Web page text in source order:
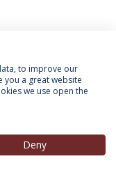
to improve our
you a great website
we use open the
Deny